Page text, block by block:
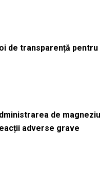
de transparență pentru
de
adverse grave